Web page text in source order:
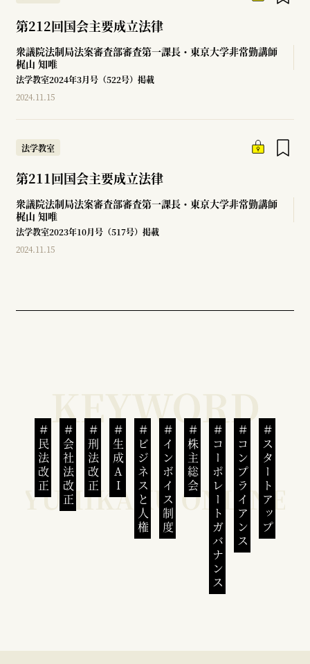
第212回国会主要成立法律
衆議院法制局法案審査部審査第一課長・東京大学非常勤講師
梶山 知唯
法学教室2024年3月号（522号）掲載
2024.11.15
法学教室
第211回国会主要成立法律
衆議院法制局法案審査部審査第一課長・東京大学非常勤講師
梶山 知唯
法学教室2023年10月号（517号）掲載
2024.11.15
民法改正 会社法改正 刑法改正 生成AI ビジネスと人権インボイス制度 株主総会 コーポレートガバナンスコンプライアンススタートアップ